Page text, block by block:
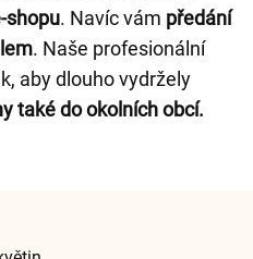
shopu. Navíc vám předání
. Naše profesionální
aby dlouho vydržely
také do okolních obcí.